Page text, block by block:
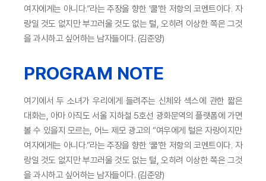
여자에게는 아니다.”라는 주장을 향한 ‘쿨’한 저항의 코멘트이다. 자
랑일 것도 없지만 부끄러울 것도 없는 털, 오히려 이상한 쪽은 그것
을 과시하고 싶어하는 남자들이다. (김준양)
PROGRAM NOTE
여기에서 두 소녀가 우리에게 들려주는 신체와 섹스에 관한 짧은
대화는, 아마 아직도 서울 지하철 5호선 광화문역의 플랫폼에 가면
볼 수 있을지 모르는, 어느 제모 광고의 “여우에게 털은 자랑이지만
여자에게는 아니다.”라는 주장을 향한 ‘쿨’한 저항의 코멘트이다. 자
랑일 것도 없지만 부끄러울 것도 없는 털, 오히려 이상한 쪽은 그것
을 과시하고 싶어하는 남자들이다. (김준양)